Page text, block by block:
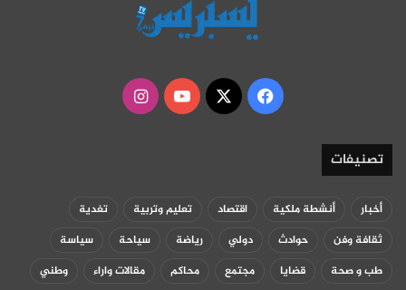
فيسبوك
‫X
‫YouTubeانستقرام
تصنيفات
أخبار أنشطة ملكية اقتصاد تعليم وتربية
تغدية
ثقافة وفن
حوادث دولي رياضة سياحة
سياسة
طب و صحة
قضايا مجتمع محاكم مقالات واراء وطني